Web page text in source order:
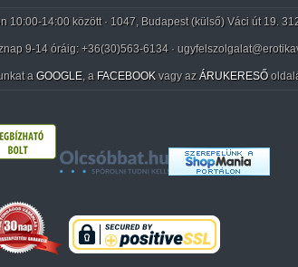
10:00-14:00 között · 1047, Budapest (külső) Váci út 19.
9-14 óráig: +36(30)563-6134 ·
a GOOGLE, a FACEBOOK vagy az ÁRUKERESŐ